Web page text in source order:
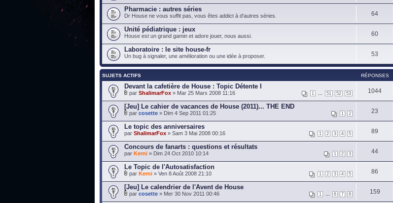
Pharmacie : autres séries
Dr House ne vous suffit pas, vous êtes addict à d'autres séries. 64
Unité pédiatrique : jeux
House est un grand gamin et adore jouer, nous aussi. 60
Laboratoire : le site house-fr
Un bug à signaler, une amélioration ou une idée à proposer. 53
SUJETS ACTIFS RÉPONSES
Devant la cafetière de House : Topic Détente I
1 51 52 53
par ShalimarFox » Mar 25 Mars 2008 11:16 1044
[Jeu] Le cahier de vacances de House (2011)... THE END
1 2
par cosette » Dim 4 Sep 2011 01:25 23
Le topic des anniversaires
1 2 3 4 5
par ShalimarFox » Sam 3 Mai 2008 00:16 89
Concours de fanarts : questions et résultats
1 2 3
par Kerni » Dim 24 Oct 2010 10:14 44
Le Topic de l'Autosatisfaction
1 2 3 4 5
par Kerni » Ven 8 Août 2008 21:10 86
[Jeu] Le calendrier de l'Avent de House
1 6 7 8
par cosette » Mer 30 Nov 2011 00:46 159